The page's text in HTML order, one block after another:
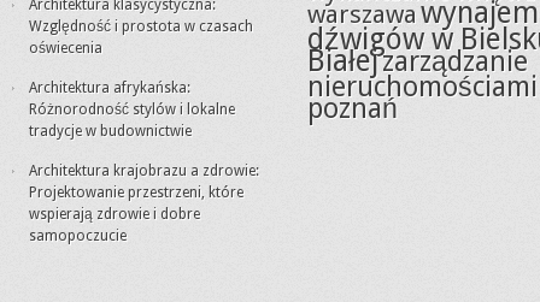
Architektura klasycystyczna:
Względność i prostota w czasach
oświecenia
Architektura afrykańska:
Różnorodność stylów i lokalne
tradycje w budownictwie
Architektura krajobrazu a zdrowie:
Projektowanie przestrzeni, które
wspierają zdrowie i dobre
samopoczucie
warszawawynajem
dźwigów w
Białejzarządzanie
nieruchomościami
poznań